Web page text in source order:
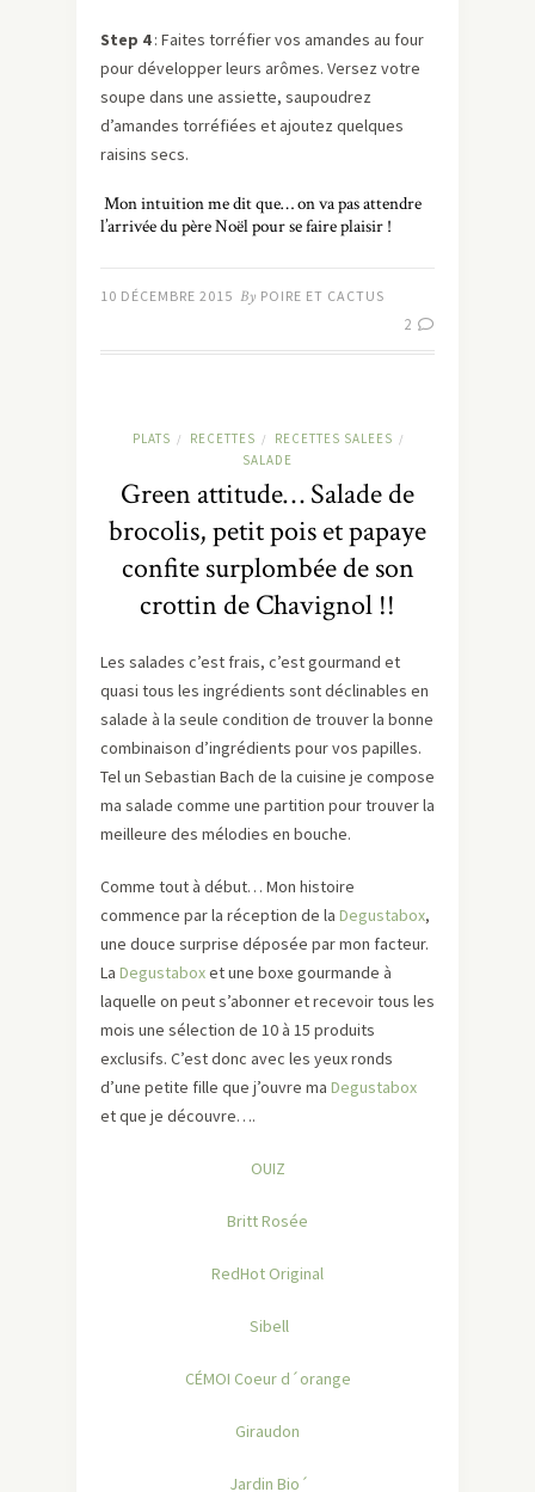
Step 4: Faites torréfier vos amandes au four
pour développer leurs arômes. Versez votre
soupe dans une assiette, saupoudrez
d’amandes torréfiées et ajoutez quelques
raisins secs.
Mon intuition me dit que… on va pas attendre
l’arrivée du père Noël pour se faire plaisir !
10 DÉCEMBRE 2015 By POIRE ET CACTUS
2
PLATS / RECETTES / RECETTES SALEES /
SALADE
Green attitude… Salade de
brocolis, petit pois et papaye
confite surplombée de son
crottin de Chavignol !!
Les salades c’est frais, c’est gourmand et
quasi tous les ingrédients sont déclinables en
salade à la seule condition de trouver la bonne
combinaison d’ingrédients pour vos papilles.
Tel un Sebastian Bach de la cuisine je compose
ma salade comme une partition pour trouver la
meilleure des mélodies en bouche.
Comme tout à début… Mon histoire
commence par la réception de la Degustabox,
une douce surprise déposée par mon facteur.
La Degustaboxet une boxe gourmande à
laquelle on peut s’abonner et recevoir tous les
mois une sélection de 10 à 15 produits
exclusifs. C’est donc avec les yeux ronds
d’une petite fille que j’ouvre ma Degustabox
et que je découvre….
OUIZ
Britt Rosée
RedHot Original
Sibell
CÉMOI Coeur d´orange
Giraudon
Jardin Bio´